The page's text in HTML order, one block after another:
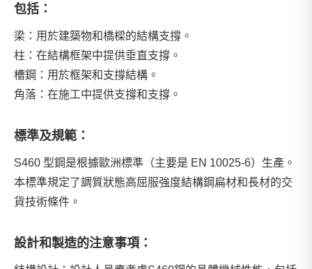
包括：
梁：用於建築物和橋樑的結構支撐。
柱：在結構框架中提供垂直支撐。
槽鋼：用於框架和支撐結構。
角落：在施工中提供支撐和支撐。
標準及規範：
S460 型鋼是根據歐洲標準（主要是 EN 10025-6）生產。
本標準規定了調質狀態高屈服強度結構鋼扁材和長材的交
貨技術條件。
設計和製造的注意事項：